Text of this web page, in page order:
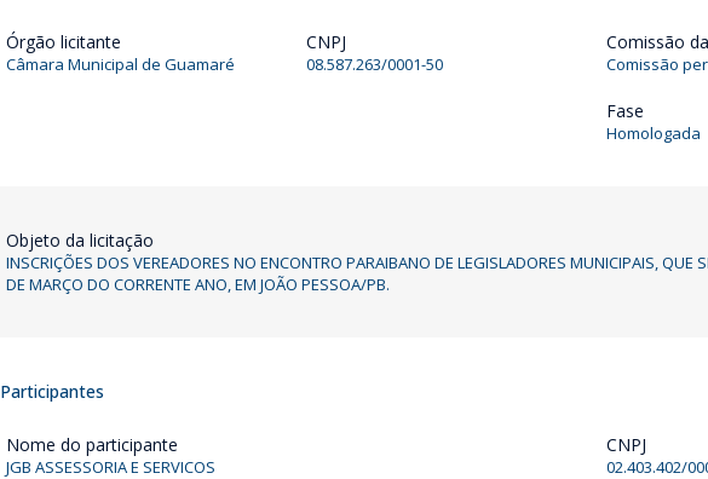
Órgão licitante
Câmara Municipal de Guamaré
CNPJ
08.587.263/0001-50
Comissão
Comissão
Fase
Homologada
Objeto da licitação
INSCRIÇÕES DOS VEREADORES NO ENCONTRO PARAIBANO DE LEGISLADORES MUNICIPAIS, QUE
DE MARÇO DO CORRENTE ANO, EM JOÃO PESSOA/PB.
Participantes
Nome do participante
JGB ASSESSORIA E SERVICOS
CNPJ
02.403.402/